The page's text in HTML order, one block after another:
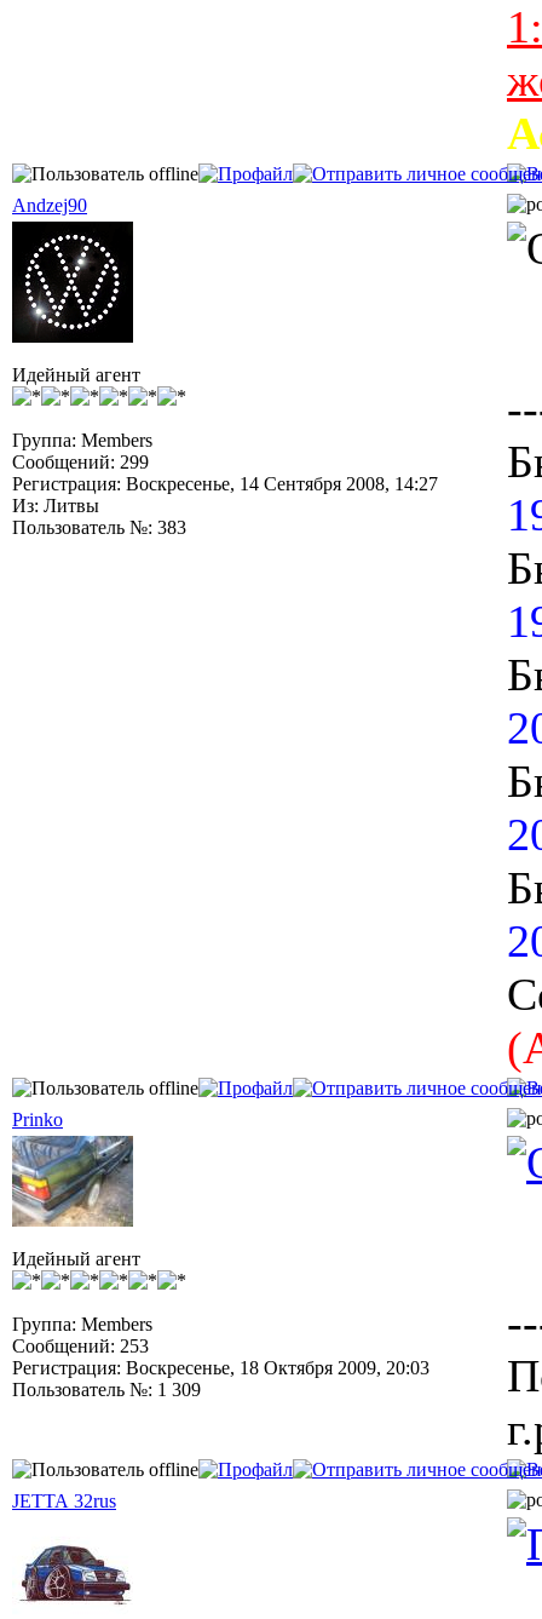
Andzej90
Идейный агент
Группа: Members
Сообщений: 299
Регистрация: Воскресенье, 14 Сентября 2008, 14:27
Из: Литвы
Пользователь №: 383
Prinko
Идейный агент
Группа: Members
Сообщений: 253
Регистрация: Воскресенье, 18 Октября 2009, 20:03
Пользователь №: 1 309
JETTA 32rus